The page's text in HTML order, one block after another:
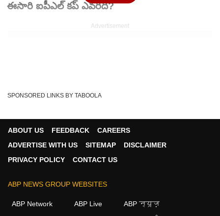
ఈసారి ఐపీఎల్ కప్ ఎవరిది?
Advertisement
31 May 2026 04:46 PM (IST)
see more
SPONSORED LINKS BY TABOOLA
ABOUT US FEEDBACK
CAREERS
ADVERTISE WITH US
SITEMAP
DISCLAIMER
PRIVACY POLICY
CONTACT US
ABP NEWS GROUP WEBSITES
ABP Network ABP Live
ABP न्यूज़